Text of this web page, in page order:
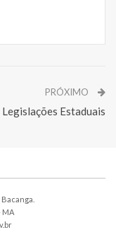
PRÓXIMO
Legislações Estaduais
MA